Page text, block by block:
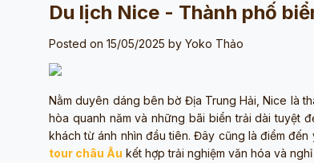
Du lịch Nice - Thành phố
Posted on 15/05/2025 by Yoko Thảo
Nằm duyên dáng bên bờ Địa Trung Hải, Nice là
hòa quanh năm và những bãi biển trải dài tuyệt
khách từ ánh nhìn đầu tiên. Đây cũng là điểm
tour châu Âu kết hợp trải nghiệm văn hóa và